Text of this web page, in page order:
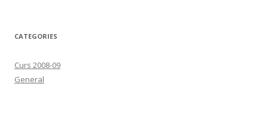
CATEGORIES
Curs 2008-09
General